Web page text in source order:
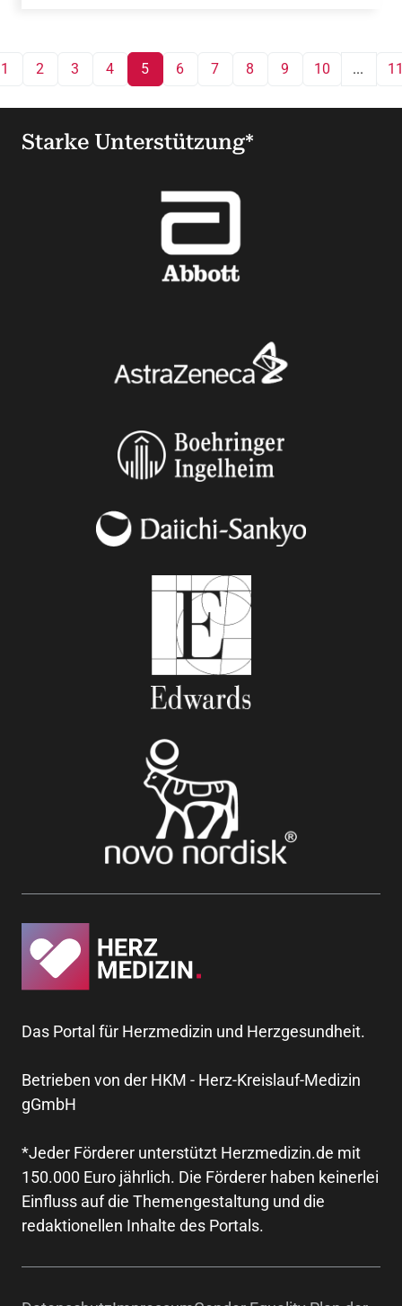
1 2 3 4 5 6 7 8 9 10 ...
Starke Unterstützung*
Das Portal für Herzmedizin und Herzgesundheit.
Betrieben von der HKM - Herz-Kreislauf-Medizin
gGmbH
*Jeder Förderer unterstützt Herzmedizin.de mit
150.000 Euro jährlich. Die Förderer haben keinerlei
Einfluss auf die Themengestaltung und die
redaktionellen Inhalte des Portals.